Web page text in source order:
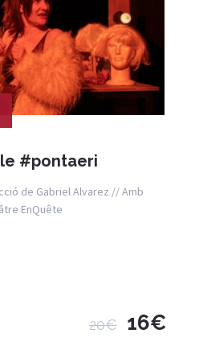
#pontaeri
de Gabriel Alvarez // Amb
EnQuête
20€ 16€